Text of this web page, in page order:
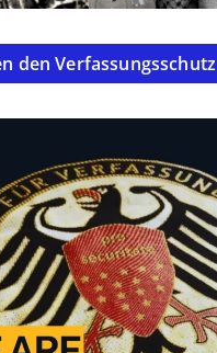
den Verfassungsschutz